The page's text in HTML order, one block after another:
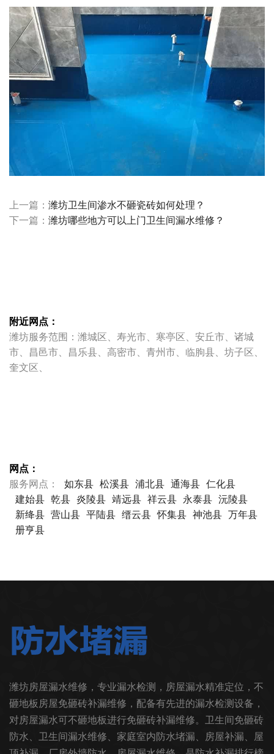
上一篇： 潍坊卫生间渗水不砸瓷砖如何处理？
下一篇： 潍坊哪些地方可以上门卫生间漏水维修？
附近网点：
潍坊服务范围：潍城区、寿光市、寒亭区、安丘市、诸城
市、昌邑市、昌乐县、高密市、青州市、临朐县、坊子区、
奎文区、
网点：
服务网点：
如东县 松溪县 浦北县 通海县 仁化县
建始县 乾县 炎陵县 靖远县 祥云县 永泰县 沅陵县
新绛县 营山县 平陆县 缙云县 怀集县 神池县 万年县
册亨县
潍坊房屋漏水维修，专业漏水检测，房屋漏水精准定位，不
砸地板房屋免砸砖补漏维修，配备有先进的漏水检测设备，
对房屋漏水可不砸地板进行免砸砖补漏维修。卫生间免砸砖
防水、卫生间漏水维修、家庭室内防水堵漏、房屋补漏、屋